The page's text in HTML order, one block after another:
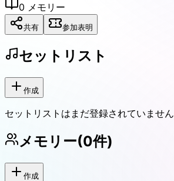
0 メモリー
共有 参加表明
セットリスト
作成
セットリストはまだ登録されていません
メモリー(0件)
作成